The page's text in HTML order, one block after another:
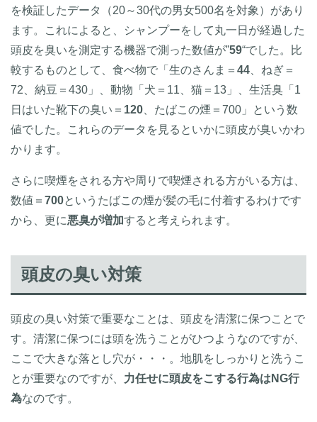
を検証したデータ（20～30代の男女500名を対象）があり
ます。これによると、シャンプーをして丸一日が経過した
頭皮を臭いを測定する機器で測った数値が”59“でした。比
較するものとして、食べ物で「生のさんま＝ 44 、ねぎ＝
72、納豆＝430」、動物「犬＝11、猫＝13」、生活臭「1
日はいた靴下の臭い＝ 120 、たばこの煙＝700」という数
値でした。これらのデータを見るといかに頭皮が臭いかわ
かります。
さらに喫煙をされる方や周りで喫煙される方がいる方は、
数値＝ 700というたばこの煙が髪の毛に付着するわけです
から、更に悪臭が増加すると考えられます。
頭皮の臭い対策
頭皮の臭い対策で重要なことは、頭皮を清潔に保つことで
す。清潔に保つには頭を洗うことがひつようなのですが、
ここで大きな落とし穴が・・・。地肌をしっかりと洗うこ
とが重要なのですが、 力任せに頭皮をこする行為はNG行
為なのです。